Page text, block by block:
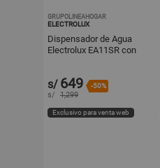
GRUPOLINEAHOGAR
ELECTROLUX
Dispensador de Agua
Electrolux EA11SR con
s/ 649 -50%
s/ 1,299
Exclusivo para venta web